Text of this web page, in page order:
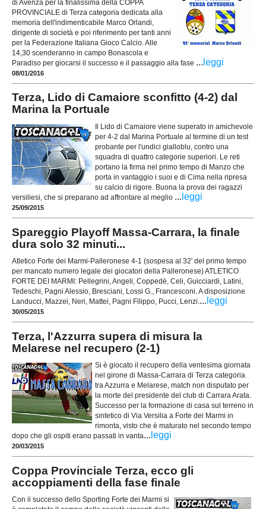
di Avenza per la finalissima della COPPA
PROVINCIALE di Terza categoria dedicata alla
memoria dell'indimenticabile Marco Orlandi,
dirigente di società e poi riferimento per tanti anni
per la Federazione Italiana Gioco Calcio. Alle
14,30 scenderanno in campo Bonascola e
Paradiso per giocarsi il successo e il passaggio alla fase ... leggi
08/01/2016
Terza, Lido di Camaiore sconfitto (4-2) dal
Marina la Portuale
Il Lido di Camaiore viene superato in amichevole
per 4-2 dal Marina Portuale al termine di un test
probante per l'undici gialloblu, contro una
squadra di quattro categorie superiori. Le reti
portano la firma nel primo tempo di Manzo che
porta in vantaggio i suoi e di Cima nella ripresa
su calcio di rigore. Buona la prova dei ragazzi
versiliesi, che si preparano ad affrontare al meglio ... leggi
25/09/2015
Spareggio Playoff Massa-Carrara, la finale
dura solo 32 minuti...
Atletico Forte dei Marmi-Palleronese 4-1 (sospesa al 32' del primo tempo
per mancato numero legale dei giocatori della Palleronese) ATLETICO
FORTE DEI MARMI: Pellegrini, Angeli, Coppedè, Celi, Guicciardi, Latini,
Tedeschi, Pagni Alessio, Bresciani, Lossi G., Francesconi. A disposizione
Landucci, Mazzei, Neri, Mattei, Pagni Filippo, Pucci, Lenzi.... leggi
30/05/2015
Terza, l'Azzurra supera di misura la
Melarese nel recupero (2-1)
Si è giocato il recupero della ventesima giornata
nel girone di Massa-Carrara di Terza categoria
tra Azzurra e Melarese, match non disputato per
la morte del presidente del club di Carrara Arata.
Successo per la formazione di casa sul terreno in
sintetico di Via Versilia a Forte dei Marmi in
rimonta, visto che è maturato nel secondo tempo
dopo che gli ospiti erano passati in vanta... leggi
20/03/2015
Coppa Provinciale Terza, ecco gli
accoppiamenti della fase finale
Con il successo dello Sporting Forte dei Marmi si